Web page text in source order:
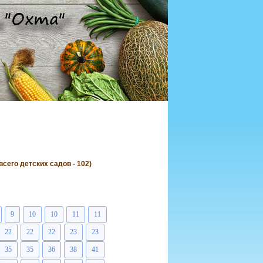
детских садов - 102)
9 10 10 11 11
22 22 22 23 23
35 35 36 38 41